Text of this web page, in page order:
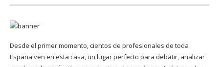
Desde el primer momento, cientos de profesionales de toda
España ven en esta casa, un lugar perfecto para debatir, analizar